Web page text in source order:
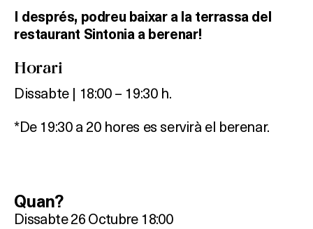
I després, podreu baixar a la terrassa del
restaurant Sintonia a berenar!
Horari
Dissabte | 18:00 – 19:30 h.
*De 19:30 a 20 hores es servirà el berenar.
Quan?
Dissabte 26 Octubre 18:00